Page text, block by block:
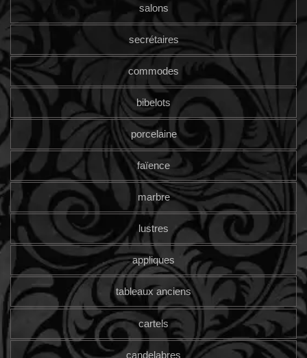
salons
secrétaires
commodes
bibelots
porcelaine
faïence
marbre
lustres
appliques
tableaux anciens
cartels
candelabres